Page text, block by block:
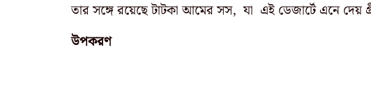
তার সঙ্গে রয়েছে টাটকা আমের সস, যা এই ডেজার্টে এনে দেয়
উপকরণ